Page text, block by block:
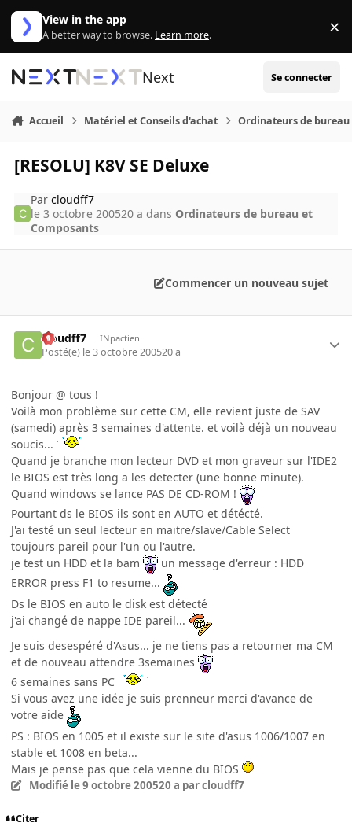
Aller au contenu
View in the app
A better way to browse. Learn more. ×
Next Se connecter
Accueil Matériel et Conseils d'achat Ordinateurs de bureau
[RESOLU] K8V SE Deluxe
Parcloudff7
le 3 octobre 200520 a dans Ordinateurs de bureau et
Composants
Commencer un nouveau sujet
cloudff7 INpactien
Posté(e) le 3 octobre 200520 a
Bonjour @ tous !
Voilà mon problème sur cette CM, elle revient juste de SAV
(samedi) après 3 semaines d'attente. et voilà déjà un nouveau
soucis...
Quand je branche mon lecteur DVD et mon graveur sur l'IDE2
le BIOS est très long a les detecter (une bonne minute).
Quand windows se lance PAS DE CD-ROM !
Pourtant ds le BIOS ils sont en AUTO et détécté.
J'ai testé un seul lecteur en maitre/slave/Cable Select
toujours pareil pour l'un ou l'autre.
je test un HDD et la bam
un message d'erreur : HDD
ERROR press F1 to resume...
Ds le BIOS en auto le disk est détecté
j'ai changé de nappe IDE pareil...
Je suis desespéré d'Asus... je ne tiens pas a retourner ma CM
et de nouveau attendre 3semaines
6 semaines sans PC
Si vous avez une idée je suis prenneur merci d'avance de
votre aide
PS : BIOS en 1005 et il existe sur le site d'asus 1006/1007 en
stable et 1008 en beta...
Mais je pense pas que cela vienne du BIOS
Modifié le 9 octobre 200520 a par cloudff7
Citer